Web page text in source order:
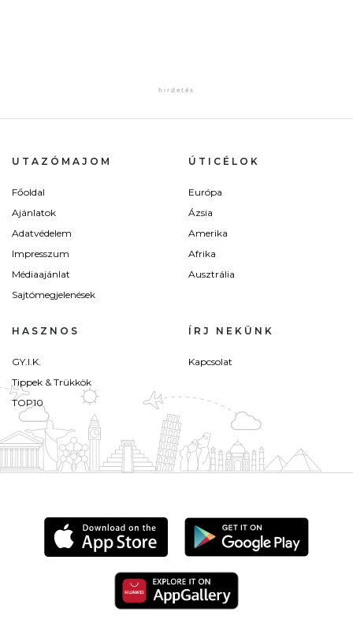
UTAZÓMAJOM
Főoldal
Ajánlatok
Adatvédelem
Impresszum
Médiaajánlat
Sajtómegjelenések
ÚTICÉLOK
Európa
Ázsia
Amerika
Afrika
Ausztrália
HASZNOS
GY.I.K.
Tippek & Trükkök
TOP10
ÍRJ NEKÜNK
Kapcsolat